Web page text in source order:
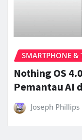
SMARTPHONE &
Nothing OS
Pemantau AI
Joseph Phillips